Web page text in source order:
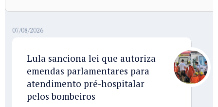
07/08/2026
Lula sanciona lei que autoriza
emendas parlamentares para
atendimento pré-hospitalar
pelos bombeiros